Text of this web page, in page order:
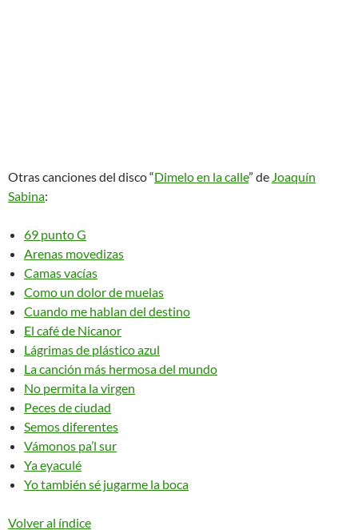
Otras canciones del disco “Dimelo en la calle” de Joaquín
Sabina:
69 punto G
Arenas movedizas
Camas vacías
Como un dolor de muelas
Cuando me hablan del destino
El café de Nicanor
Lágrimas de plástico azul
La canción más hermosa del mundo
No permita la virgen
Peces de ciudad
Semos diferentes
Vámonos pa’l sur
Ya eyaculé
Yo también sé jugarme la boca
Volver al índice